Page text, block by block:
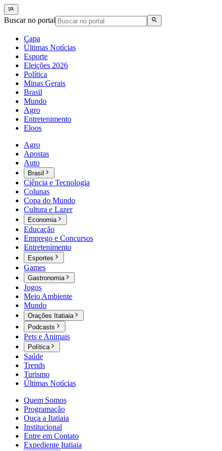
Buscar no portal
Capa
Últimas Notícias
Esporte
Eleições 2026
Política
Minas Gerais
Brasil
Mundo
Agro
Entretenimento
Eloos
Agro
Apostas
Auto
Brasil
Ciência e Tecnologia
Colunas
Copa do Mundo
Cultura e Lazer
Economia
Educação
Emprego e Concursos
Entretenimento
Esportes
Games
Gastronomia
Jogos
Meio Ambiente
Mundo
Orações Itatiaia
Podcasts
Pets e Animais
Política
Saúde
Trends
Turismo
Últimas Notícias
Quem Somos
Programação
Ouça a Itatiaia
Institucional
Entre em Contato
Expediente Itatiaia